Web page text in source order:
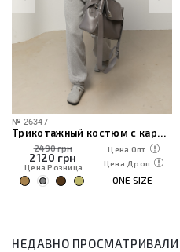
№ 26347
Трикотажный костюм с кардиганом, топом и брюками
2490 грн
2120 грн
Цена Розница
Цена Опт
Цена Дроп
ONE SIZE
НЕДАВНО ПРОСМАТРИВАЛИ